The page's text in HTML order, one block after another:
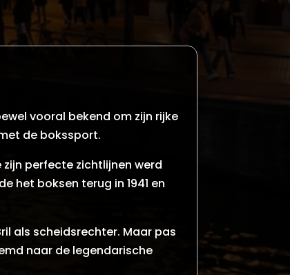
vooral bekend om zijn rijke
de bokssport.
perfecte zichtlijnen werd
het boksen terug in 1941 en
als scheidsrechter. Maar pas
naar de legendarische